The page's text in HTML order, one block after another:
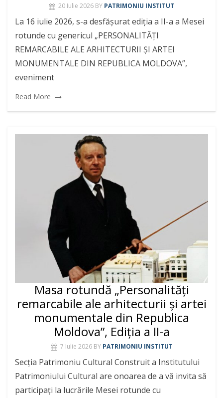
20 Iulie 2026 BY PATRIMONIU INSTITUT
La 16 iulie 2026, s-a desfășurat ediția a II-a a Mesei
rotunde cu genericul „PERSONALITĂȚI
REMARCABILE ALE ARHITECTURII ȘI ARTEI
MONUMENTALE DIN REPUBLICA MOLDOVA”,
eveniment
Read More
Masa rotundă „Personalități
remarcabile ale arhitecturii și artei
monumentale din Republica
Moldova”, Ediția a II-a
7 Iulie 2026 BY PATRIMONIU INSTITUT
Secția Patrimoniu Cultural Construit a Institutului
Patrimoniului Cultural are onoarea de a vă invita să
participați la lucrările Mesei rotunde cu